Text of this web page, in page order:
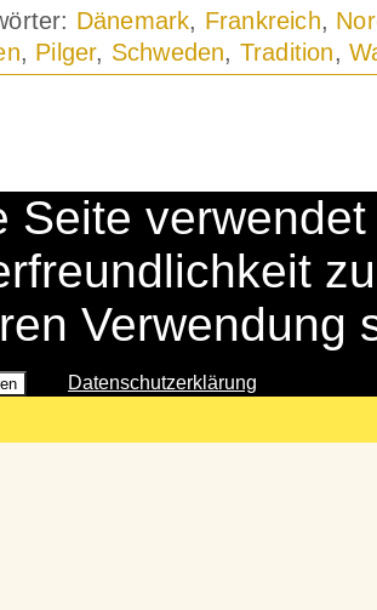
Dänemark, Frankreich,
, Pilger, Schweden, Tradition,
Seite
Verwendung
Datenschutzerklärung